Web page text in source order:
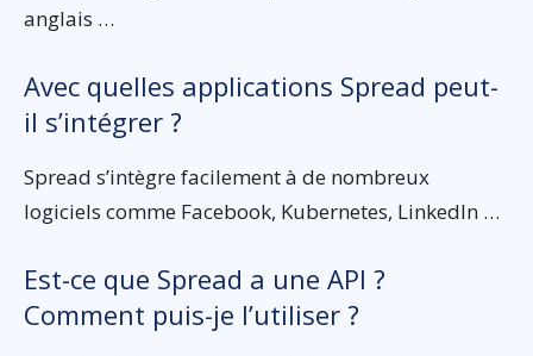
anglais …
Avec quelles applications Spread peut-
il s’intégrer ?
Spread s’intègre facilement à de nombreux
logiciels comme Facebook, Kubernetes, LinkedIn …
Est-ce que Spread a une API ?
Comment puis-je l’utiliser ?